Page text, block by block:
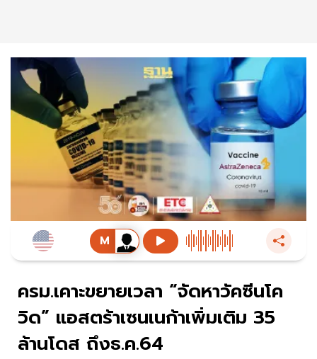
ครม.เคาะขยายเวลา “จัดหาวัคซีนโค
วิด” แอสตร้าเซนเนก้าเพิ่มเติม 35
ล้านโดส ถึงธ.ค.64